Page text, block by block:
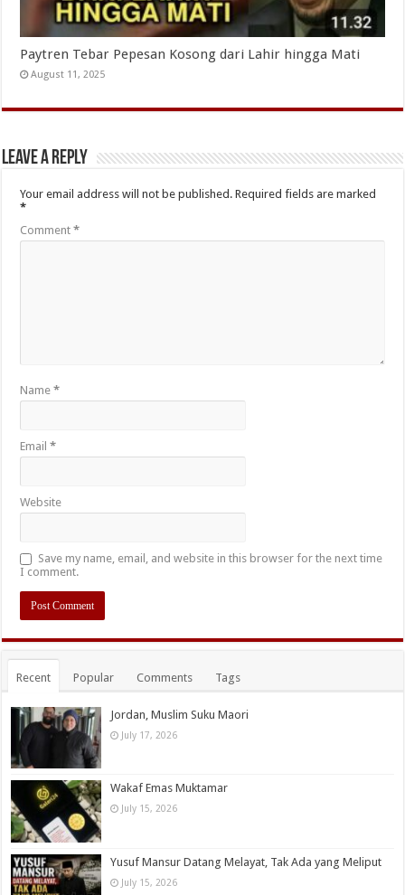
Paytren Tebar Pepesan Kosong dari Lahir hingga Mati
August 11, 2025
Leave a Reply
Your email address will not be published. Required fields are marked
*
Comment*
Name*
Email*
Website
Save my name, email, and website in this browser for the next time
I comment.
Recent Popular Comments Tags
Jordan, Muslim Suku Maori
July 17, 2026
Wakaf Emas Muktamar
July 15, 2026
Yusuf Mansur Datang Melayat, Tak Ada yang Meliput
July 15, 2026